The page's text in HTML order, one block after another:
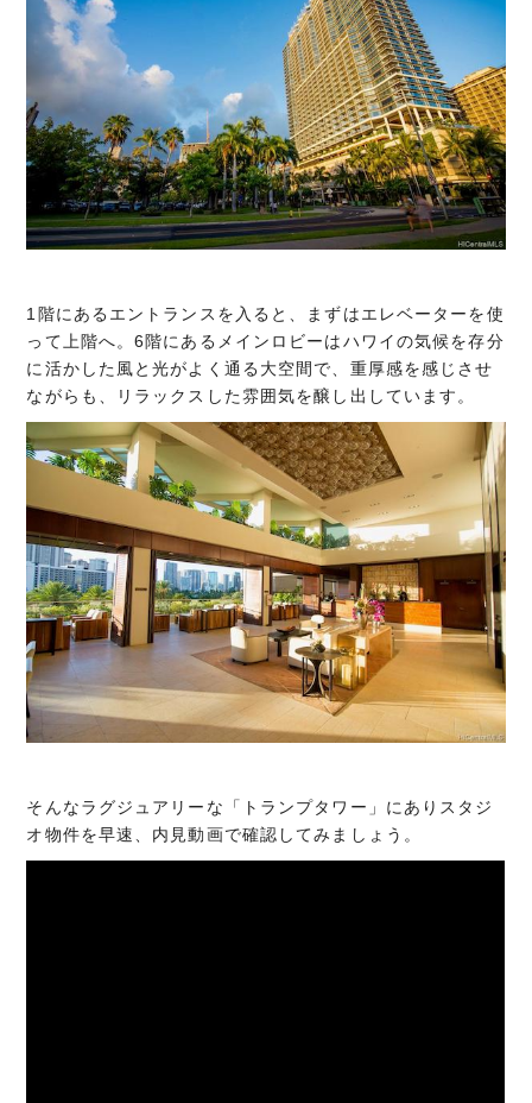
1階にあるエントランスを入ると、まずはエレベーターを使
って上階へ。6階にあるメインロビーはハワイの気候を存分
に活かした風と光がよく通る大空間で、重厚感を感じさせ
ながらも、リラックスした雰囲気を醸し出しています。
そんなラグジュアリーな「トランプタワー」にありスタジ
オ物件を早速、内見動画で確認してみましょう。